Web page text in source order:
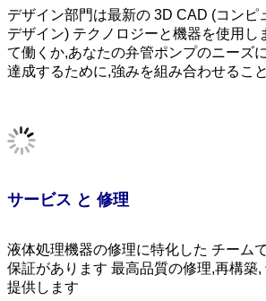
デザイン部門は最新の 3D CAD (コンピ
デザイン) テクノロジーと機器を使用し
て働くか,あなたの弁管ポンプのニーズ
達成するために,強みを組み合わせるこ
サービス と 修理
液体処理機器の修理に特化した チーム
保証があります 最高品質の修理,再構築
提供します